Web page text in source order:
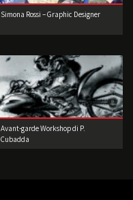
Simona Rossi – Graphic Designer
Avant-garde Workshop di P.
Cubadda